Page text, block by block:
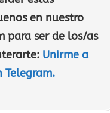
en nuestro
para ser de los/as
Unirme a
Telegram.